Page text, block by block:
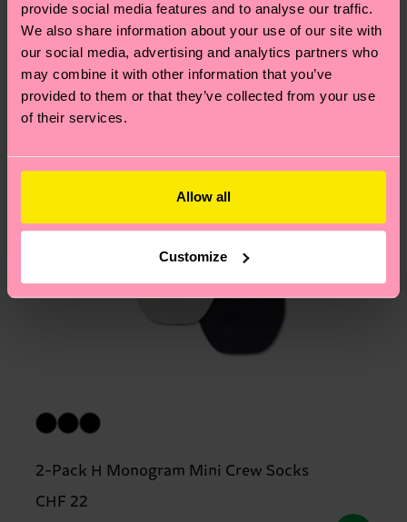
provide social media features and to analyse our traffic.
We also share information about your use of our site with
our social media, advertising and analytics partners who
may combine it with other information that you’ve
provided to them or that they’ve collected from your use
of their services.
Allow all
Customize
Du hast Fragen zu einer Retoure? In unserem
Retouren
am häufigsten gestellten Fragen.
2-Pack H Monogram Mini Crew Socks
CHF 22